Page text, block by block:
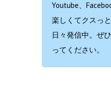
Youtube、
楽しくてクスっ
日々発信中。ぜ
ってください。